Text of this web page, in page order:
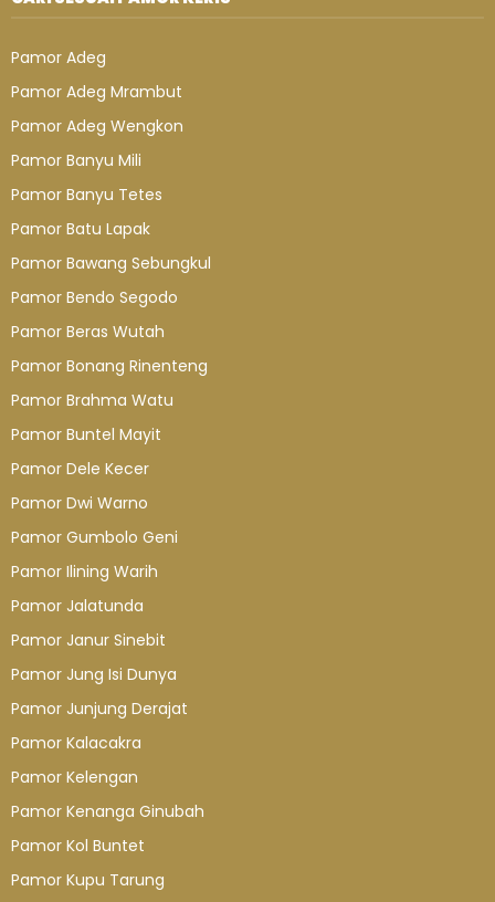
Pamor Adeg
Pamor Adeg Mrambut
Pamor Adeg Wengkon
Pamor Banyu Mili
Pamor Banyu Tetes
Pamor Batu Lapak
Pamor Bawang Sebungkul
Pamor Bendo Segodo
Pamor Beras Wutah
Pamor Bonang Rinenteng
Pamor Brahma Watu
Pamor Buntel Mayit
Pamor Dele Kecer
Pamor Dwi Warno
Pamor Gumbolo Geni
Pamor Ilining Warih
Pamor Jalatunda
Pamor Janur Sinebit
Pamor Jung Isi Dunya
Pamor Junjung Derajat
Pamor Kalacakra
Pamor Kelengan
Pamor Kenanga Ginubah
Pamor Kol Buntet
Pamor Kupu Tarung